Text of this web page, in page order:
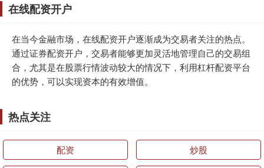
在线配资开户
在当今金融市场，在线配资开户逐渐成为交易者关注的热点。
通过证券配资开户，交易者能够更加灵活地管理自己的交易组
合，尤其是在股票行情波动较大的情况下，利用杠杆配资平台
的优势，可以实现资本的有效增值。
热点关注
配资 炒股